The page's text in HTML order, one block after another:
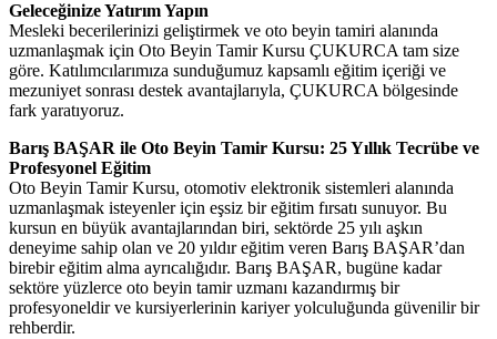
Geleceğinize Yatırım Yapın
Mesleki becerilerinizi geliştirmek ve oto beyin tamiri alanında
uzmanlaşmak için Oto Beyin Tamir Kursu ÇUKURCA tam size
göre. Katılımcılarımıza sunduğumuz kapsamlı eğitim içeriği ve
mezuniyet sonrası destek avantajlarıyla, ÇUKURCA bölgesinde
fark yaratıyoruz.
Barış BAŞAR ile Oto Beyin Tamir Kursu: 25 Yıllık Tecrübe ve
Profesyonel Eğitim
Oto Beyin Tamir Kursu, otomotiv elektronik sistemleri alanında
uzmanlaşmak isteyenler için eşsiz bir eğitim fırsatı sunuyor. Bu
kursun en büyük avantajlarından biri, sektörde 25 yılı aşkın
deneyime sahip olan ve 20 yıldır eğitim veren Barış BAŞAR’dan
birebir eğitim alma ayrıcalığıdır. Barış BAŞAR, bugüne kadar
sektöre yüzlerce oto beyin tamir uzmanı kazandırmış bir
profesyoneldir ve kursiyerlerinin kariyer yolculuğunda güvenilir bir
rehberdir.